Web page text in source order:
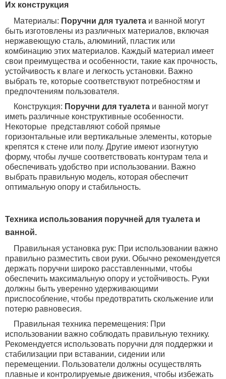
Их конструкция
Материалы: Поручни для туалета и ванной могут
быть изготовлены из различных материалов, включая
нержавеющую сталь, алюминий, пластик или
комбинацию этих материалов. Каждый материал имеет
свои преимущества и особенности, такие как прочность,
устойчивость к влаге и легкость установки. Важно
выбрать те, которые соответствуют потребностям и
предпочтениям пользователя.
Конструкция: Поручни для туалета и ванной могут
иметь различные конструктивные особенности.
Некоторые представляют собой прямые
горизонтальные или вертикальные элементы, которые
крепятся к стене или полу. Другие имеют изогнутую
форму, чтобы лучше соответствовать контурам тела и
обеспечивать удобство при использовании. Важно
выбрать правильную модель, которая обеспечит
оптимальную опору и стабильность.
Техника использования поручней для туалета и
ванной.
Правильная установка рук: При использовании важно
правильно разместить свои руки. Обычно рекомендуется
держать поручни широко расставленными, чтобы
обеспечить максимальную опору и устойчивость. Руки
должны быть уверенно удерживающими
приспособление, чтобы предотвратить скольжение или
потерю равновесия.
Правильная техника перемещения: При
использовании важно соблюдать правильную технику.
Рекомендуется использовать поручни для поддержки и
стабилизации при вставании, сидении или
перемещении. Пользователи должны осуществлять
плавные и контролируемые движения, чтобы избежать